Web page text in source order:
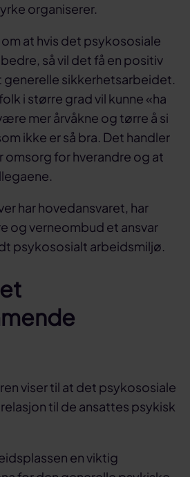
organiserer.
at hvis det psykososiale
så vil det få en positiv
sikkerhetsarbeidet.
i større grad vil kunne «ha
mer årvåkne og tørre å si
ikke er så bra. Det handler
omsorg for hverandre og at
har hovedansvaret, har
og verneombud et ansvar
psykososialt arbeidsmiljø.
viser til at det psykososiale
til de ansattes psykisk
en viktig